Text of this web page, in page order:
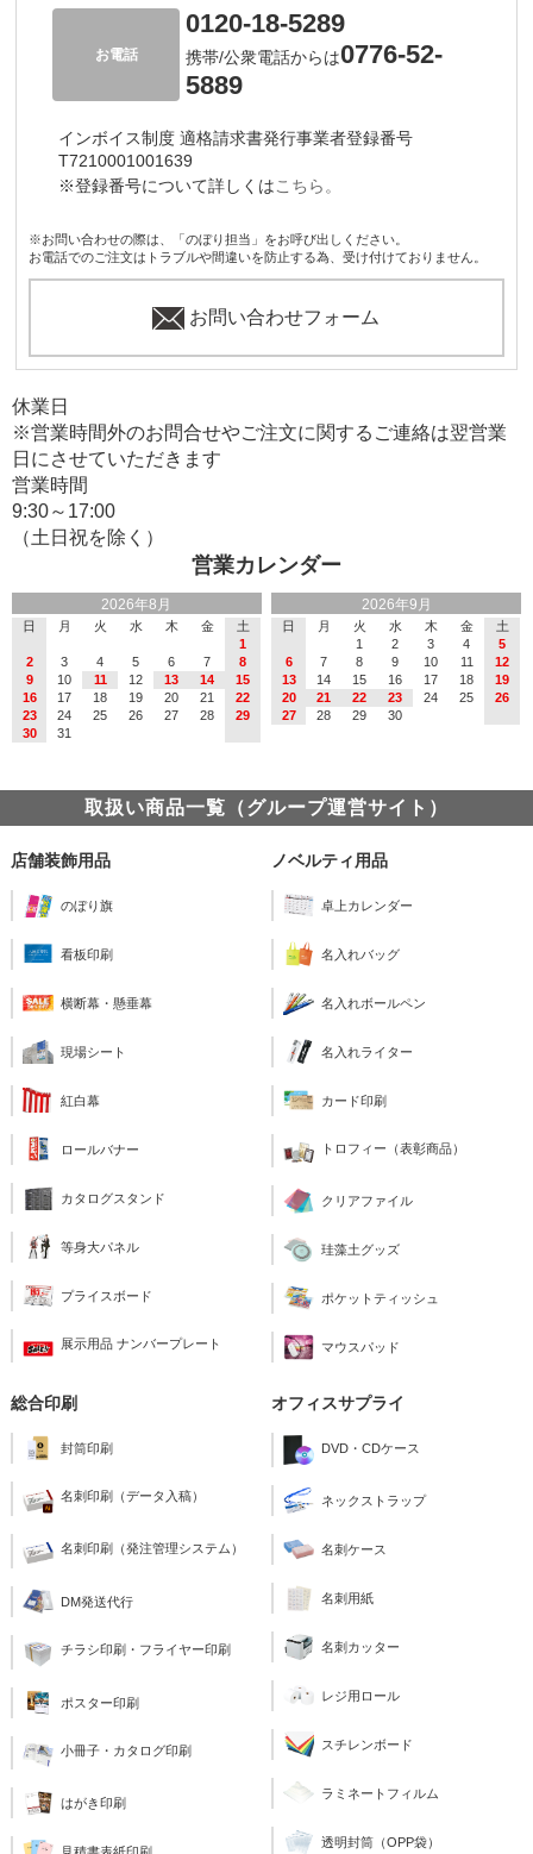
お電話
0120-18-5289
携帯/公衆電話からは0776-52-
5889
インボイス制度 適格請求書発行事業者登録番号
T7210001001639
※登録番号について詳しくはこちら。
※お問い合わせの際は、「のぼり担当」をお呼び出しください。
お電話でのご注文はトラブルや間違いを防止する為、受け付けておりません。
お問い合わせフォーム
営業カレンダー
2026年8月
日 月 火 水 木 金
土
1
2
3 4 5 6 7
8
9
10 11 12 13 14
15
16
17 18 19 20 21
22
23
24 25 26 27 28
29
30
31
2026年9月
日 月 火 水 木 金
土
1
2 3 4
5
6
7 8 9 10 11
12
13
14 15 16 17 18
19
20
21 22 23 24 25
26
27
28 29 30
休業日
※営業時間外のお問合せやご注文に関するご連絡は翌営業
日にさせていただきます
営業時間
9:30～17:00
（土日祝を除く）
取扱い商品一覧（グループ運営サイト）
店舗装飾用品
のぼり旗
看板印刷
横断幕・懸垂幕
現場シート
紅白幕
ロールバナー
カタログスタンド
等身大パネル
プライスボード
展示用品 ナンバープレート
ノベルティ用品
卓上カレンダー
名入れバッグ
名入れボールペン
名入れライター
カード印刷
トロフィー（表彰商品）
クリアファイル
珪藻土グッズ
ポケットティッシュ
マウスパッド
総合印刷
封筒印刷
名刺印刷（データ入稿）
名刺印刷（発注管理システム）
DM発送代行
チラシ印刷・フライヤー印刷
ポスター印刷
小冊子・カタログ印刷
はがき印刷
オフィスサプライ
DVD・CDケース
ネックストラップ
名刺ケース
名刺用紙
名刺カッター
レジ用ロール
スチレンボード
ラミネートフィルム
透明封筒（OPP袋）